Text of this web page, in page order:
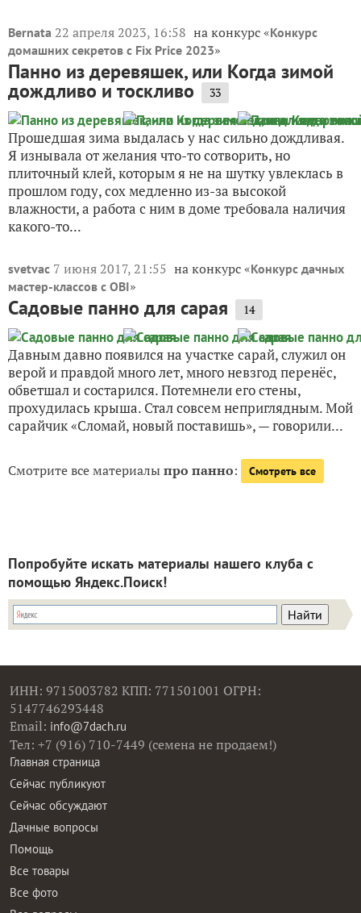
Bernata 22 апреля 2023, 16:58 на конкурс «Конкурс
домашних секретов с Fix Price 2023»
Панно из деревяшек, или Когда зимой
дождливо и тоскливо 33
Прошедшая зима выдалась у нас сильно дождливая.
Я изнывала от желания что-то сотворить, но
плиточный клей, которым я не на шутку увлеклась в
прошлом году, сох медленно из-за высокой
влажности, а работа с ним в доме требовала наличия
какого-то...
svetvac 7 июня 2017, 21:55 на конкурс «Конкурс дачных
мастер-классов с OBI»
Садовые панно для сарая 14
Давным давно появился на участке сарай, служил он
верой и правдой много лет, много невзгод перенёс,
обветшал и состарился. Потемнели его стены,
прохудилась крыша. Стал совсем неприглядным. Мой
сарайчик «Сломай, новый поставишь», — говорили...
Смотрите все материалыпро панно: Смотреть все
Попробуйте искать материалы нашего клуба с
помощью Яндекс.Поиск!
ИНН: 9715003782 КПП: 771501001 ОГРН:
5147746293448
Email: info@7dach.ru
Тел: +7 (916) 710-7449 (семена не продаем!)
Главная страница
Сейчас публикуют
Сейчас обсуждают
Дачные вопросы
Помощь
Все товары
Все фото